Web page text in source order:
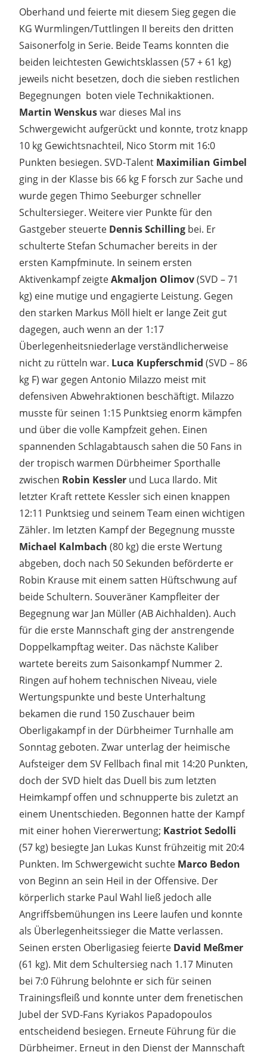
Oberhand und feierte mit diesem Sieg gegen die
KG Wurmlingen/Tuttlingen II bereits den dritten
Saisonerfolg in Serie. Beide Teams konnten die
beiden leichtesten Gewichtsklassen (57 + 61 kg)
jeweils nicht besetzen, doch die sieben restlichen
Begegnungen boten viele Technikaktionen.
Martin Wenskuswar dieses Mal ins
Schwergewicht aufgerückt und konnte, trotz knapp
10 kg Gewichtsnachteil, Nico Storm mit 16:0
Punkten besiegen. SVD-Talent Maximilian Gimbel
ging in der Klasse bis 66 kg F forsch zur Sache und
wurde gegen Thimo Seeburger schneller
Schultersieger. Weitere vier Punkte für den
Gastgeber steuerte Dennis Schilling bei. Er
schulterte Stefan Schumacher bereits in der
ersten Kampfminute. In seinem ersten
Aktivenkampf zeigteAkmaljon Olimov(SVD – 71
kg) eine mutige und engagierte Leistung. Gegen
den starken Markus Möll hielt er lange Zeit gut
dagegen, auch wenn an der 1:17
Überlegenheitsniederlage verständlicherweise
nicht zu rütteln war. Luca Kupferschmid (SVD – 86
kg F) war gegen Antonio Milazzo meist mit
defensiven Abwehraktionen beschäftigt. Milazzo
musste für seinen 1:15 Punktsieg enorm kämpfen
und über die volle Kampfzeit gehen. Einen
spannenden Schlagabtausch sahen die 50 Fans in
der tropisch warmen Dürbheimer Sporthalle
zwischen Robin Kessler und Luca Ilardo. Mit
letzter Kraft rettete Kessler sich einen knappen
12:11 Punktsieg und seinem Team einen wichtigen
Zähler. Im letzten Kampf der Begegnung musste
Michael Kalmbach (80 kg) die erste Wertung
abgeben, doch nach 50 Sekunden beförderte er
Robin Krause mit einem satten Hüftschwung auf
beide Schultern. Souveräner Kampfleiter der
Begegnung war Jan Müller (AB Aichhalden). Auch
für die erste Mannschaft ging der anstrengende
Doppelkampftag weiter. Das nächste Kaliber
wartete bereits zum Saisonkampf Nummer 2.
Ringen auf hohem technischen Niveau, viele
Wertungspunkte und beste Unterhaltung
bekamen die rund 150 Zuschauer beim
Oberligakampf in der Dürbheimer Turnhalle am
Sonntag geboten. Zwar unterlag der heimische
Aufsteiger dem SV Fellbach final mit 14:20 Punkten,
doch der SVD hielt das Duell bis zum letzten
Heimkampf offen und schnupperte bis zuletzt an
einem Unentschieden. Begonnen hatte der Kampf
mit einer hohen Viererwertung; Kastriot Sedolli
(57 kg) besiegte Jan Lukas Kunst frühzeitig mit 20:4
Punkten. Im Schwergewicht suchte Marco Bedon
von Beginn an sein Heil in der Offensive. Der
körperlich starke Paul Wahl ließ jedoch alle
Angriffsbemühungen ins Leere laufen und konnte
als Überlegenheitssieger die Matte verlassen.
Seinen ersten Oberligasieg feierte David Meßmer
(61 kg). Mit dem Schultersieg nach 1.17 Minuten
bei 7:0 Führung belohnte er sich für seinen
Trainingsfleiß und konnte unter dem frenetischen
Jubel der SVD-Fans Kyriakos Papadopoulos
entscheidend besiegen. Erneute Führung für die
Dürbheimer. Erneut in den Dienst der Mannschaft